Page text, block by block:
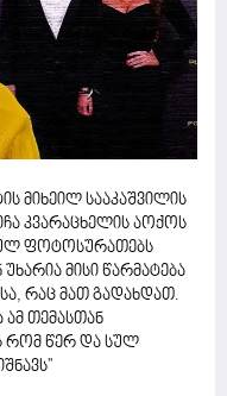
მიხეილ სააკაშვილის
კვარაცხელის აოქოს
ფოტოსურათებს
მისი წარმატება
რაც მათ გადახდათ.
ამ თემასთან
რომ წერ და სულ